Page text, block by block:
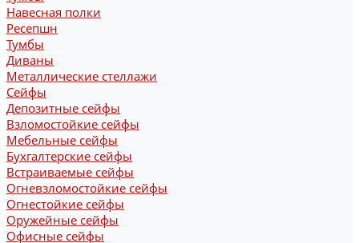
Навесная полки
Ресепшн
Тумбы
Диваны
Металлические стеллажи
Сейфы
Депозитные сейфы
Взломостойкие сейфы
Мебельные сейфы
Бухгалтерские сейфы
Встраиваемые сейфы
Огневзломостойкие сейфы
Огнестойкие сейфы
Оружейные сейфы
Офисные сейфы